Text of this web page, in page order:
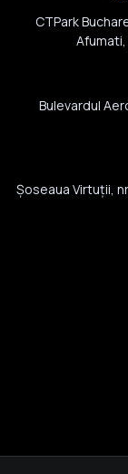
CTPark
Bulevardul
Șoseaua Virtuții,